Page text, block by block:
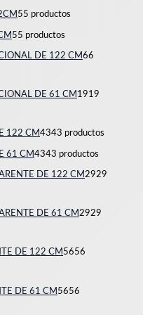
55 productos
55 productos
DE 122 CM66
DE 61 CM 1919
122 CM4343 productos
61 CM4343 productos
DE 122 CM2929
DE 61 CM2929
DE 122 CM 5656
DE 61 CM 5656